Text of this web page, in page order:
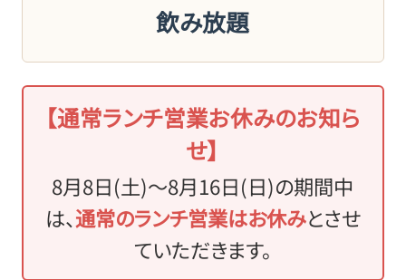
飲み放題
【通常ランチ営業お休みのお知ら
せ】
8月8日(土)～8月16日(日)の期間中
は、通常のランチ営業はお休みとさせ
ていただきます。